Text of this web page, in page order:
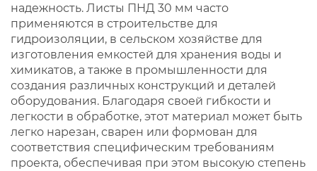
надежность. Листы ПНД 30 мм часто
применяются в строительстве для
гидроизоляции, в сельском хозяйстве для
изготовления емкостей для хранения воды и
химикатов, а также в промышленности для
создания различных конструкций и деталей
оборудования. Благодаря своей гибкости и
легкости в обработке, этот материал может быть
легко нарезан, сварен или формован для
соответствия специфическим требованиям
проекта, обеспечивая при этом высокую степень